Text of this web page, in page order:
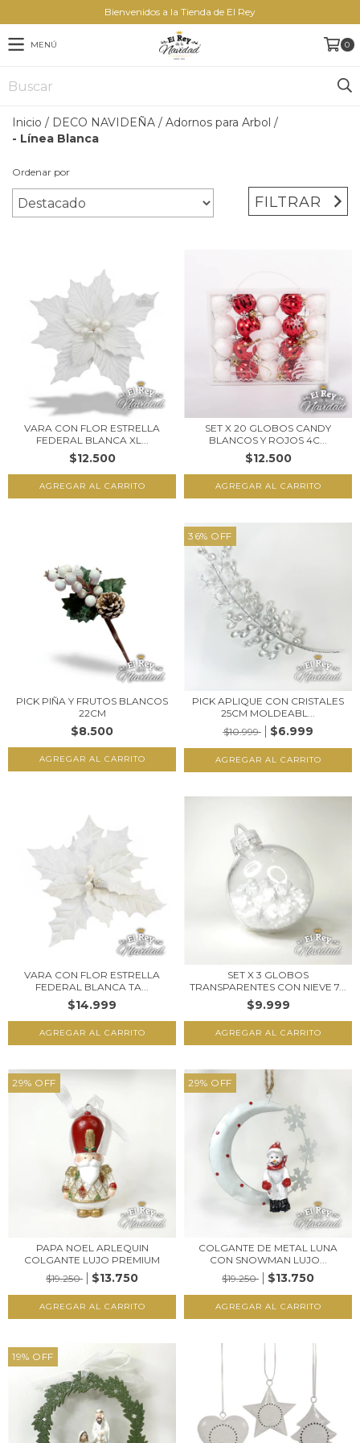
Bienvenidos a la Tienda de El Rey
MENÚ 0
Inicio / DECO NAVIDEÑA / Adornos para Arbol /
- Línea Blanca
Ordenar por
FILTRAR
VARA CON FLOR ESTRELLA
FEDERAL BLANCA XL...
$12.500
SET X 20 GLOBOS CANDY
BLANCOS Y ROJOS 4C...
$12.500
PICK PIÑA Y FRUTOS BLANCOS
22CM
$8.500
36% OFF
PICK APLIQUE CON CRISTALES
25CM MOLDEABL...
$10.999
$6.999
VARA CON FLOR ESTRELLA
FEDERAL BLANCA TA...
$14.999
SET X 3 GLOBOS
TRANSPARENTES CON NIEVE 7...
$9.999
29% OFF
PAPA NOEL ARLEQUIN
COLGANTE LUJO PREMIUM
$19.250
$13.750
29% OFF
COLGANTE DE METAL LUNA
CON SNOWMAN LUJO...
$19.250
$13.750
19% OFF